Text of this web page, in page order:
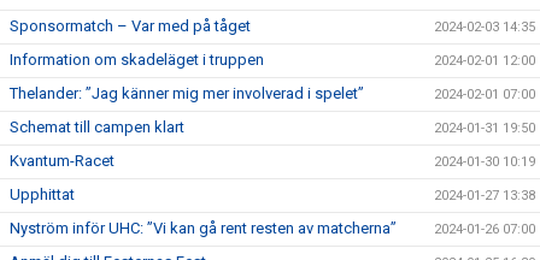
Sponsormatch – Var med på tåget 2024-02-03 14:35
Information om skadeläget i truppen 2024-02-01 12:00
Thelander: ”Jag känner mig mer involverad i spelet” 2024-02-01 07:00
Schemat till campen klart 2024-01-31 19:50
Kvantum-Racet 2024-01-30 10:19
Upphittat 2024-01-27 13:38
Nyström inför UHC: ”Vi kan gå rent resten av matcherna” 2024-01-26 07:00